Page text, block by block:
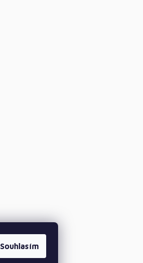
Souhlasím